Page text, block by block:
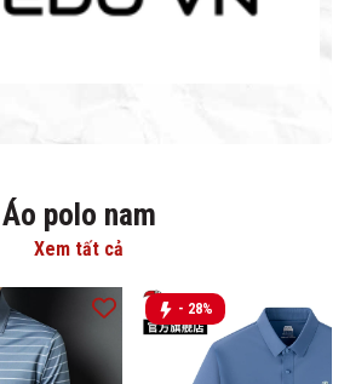
Áo polo nam
Xem tất cả
- 28%